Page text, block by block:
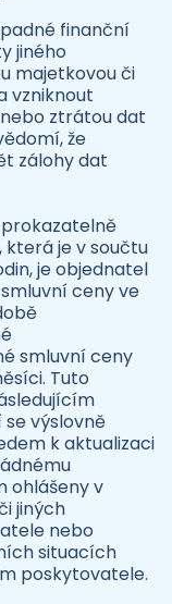
finanční
jiného
majetkovou či
vzniknout
ztrátou dat
že
zálohy dat
je v součtu
je objednatel
ceny ve
smluvní ceny
Tuto
výslovně
k aktualizaci
ohlášeny v
jiných
nebo
situacích
poskytovatele.